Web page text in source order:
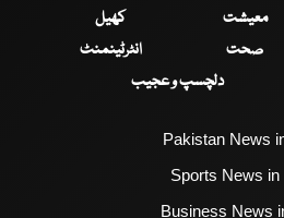
معیشت
کھیل
صحت
انٹرٹینمنٹ
دلچسپ و عجیب
Pakistan News
Sports News in
Business News